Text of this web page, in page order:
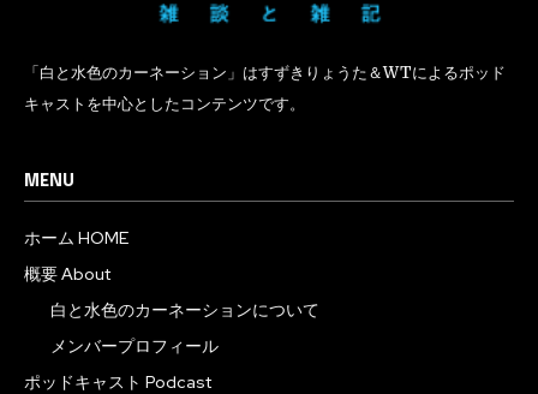
「白と水色のカーネーション」はすずきりょうた＆WTによるポッド
キャストを中心としたコンテンツです。
MENU
ホーム HOME
概要 About
白と水色のカーネーションについて
メンバープロフィール
ポッドキャスト Podcast